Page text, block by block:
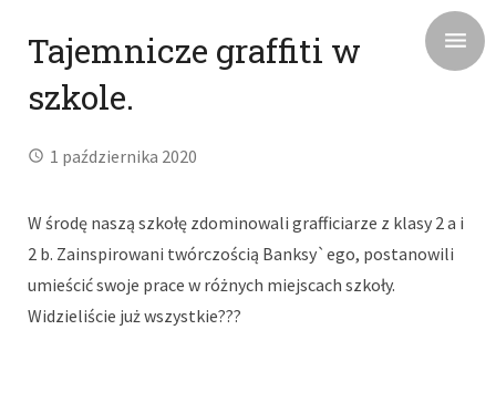
Tajemnicze graffiti w
szkole.
1 października 2020
W środę naszą szkołę zdominowali grafficiarze z klasy 2 a i
2 b. Zainspirowani twórczością Banksy`ego, postanowili
umieścić swoje prace w różnych miejscach szkoły.
Widzieliście już wszystkie???